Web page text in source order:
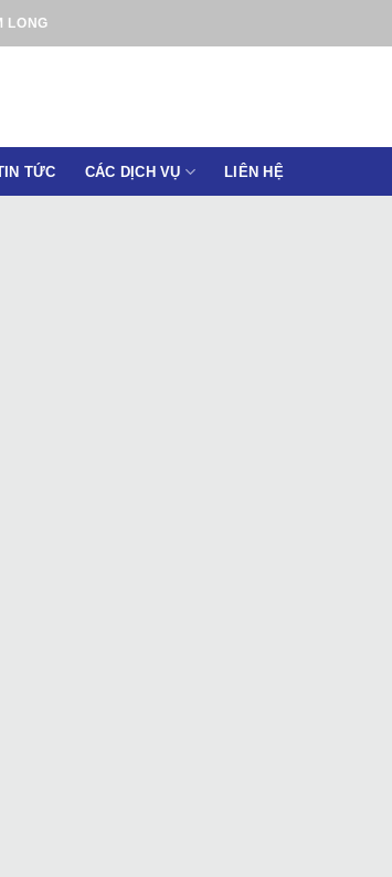
LONG
TỨC CÁC DỊCH VỤ LIÊN HỆ